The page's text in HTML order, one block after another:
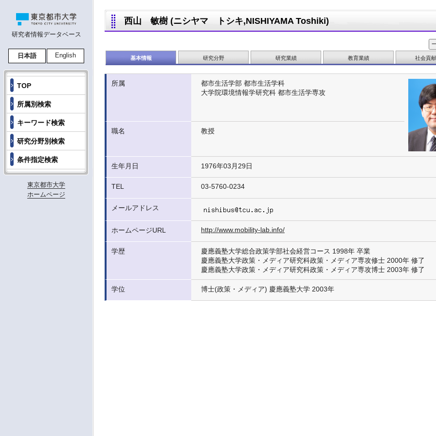
研究者情報データベース
日本語 English
TOP
所属別検索
キーワード検索
研究分野別検索
条件指定検索
東京都市大学
ホームページ
西山 敏樹 (ニシヤマ トシキ,NISHIYAMA Toshiki)
基本情報 研究分野 研究業績 教育業績 社会貢
所属
都市生活学部 都市生活学科
大学院環境情報学研究科 都市生活学専攻
職名 教授
生年月日 1976年03月29日
TEL 03-5760-0234
メールアドレス
ホームページURL http://www.mobility-lab.info/
学歴
慶應義塾大学総合政策学部社会経営コース 1998年 卒業
慶應義塾大学政策・メディア研究科政策・メディア専攻修士 2000年 修了
慶應義塾大学政策・メディア研究科政策・メディア専攻博士 2003年 修了
学位 博士(政策・メディア) 慶應義塾大学 2003年